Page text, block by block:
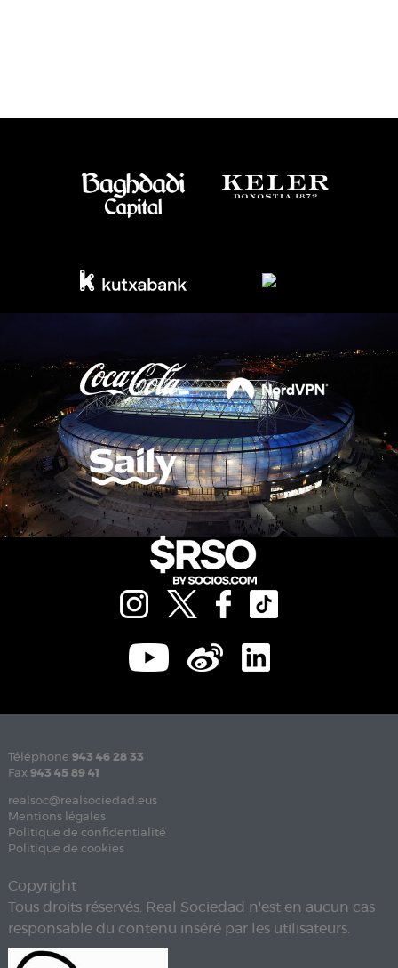
Téléphone 943 46 28 33
Fax 943 45 89 41
realsoc@realsociedad.eus
Mentions légales
Politique de confidentialité
Politique de cookies
Copyright
Tous droits réservés. Real Sociedad n'est en aucun cas
responsable du contenu inséré par les utilisateurs.